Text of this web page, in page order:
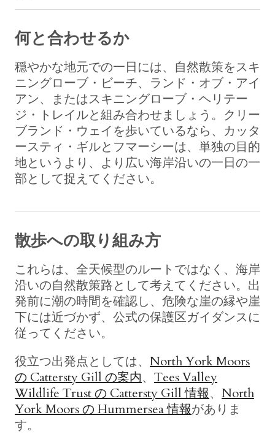
何と合わせるか
穏やかな地元での一日には、自然散策をスキ
ニングローブ・ビーチ、ランド・オブ・アイ
アン、またはスキニングローブ・ヘリテー
ジ・トレイルと組み合わせましょう。クリー
ブランド・ウェイを歩いているなら、カッタ
ースティ・ギルとフマーシーは、単独の目的
地というより、より広い海岸沿いの一日の一
部として捉えてください。
散歩への取り組み方
これらは、全天候型のルートではなく、海岸
沿いの自然散策路として考えてください。出
発前に潮の時間を確認し、危険な崖の縁や崖
下には近づかず、公式の保護区ガイダンスに
従ってください。
役立つ出発点としては、 North York Moors
の Cattersty Gill の案内、 Tees Valley
Wildlife Trust の Cattersty Gill 情報、 North
York Moors の Hummersea 情報がありま
す。